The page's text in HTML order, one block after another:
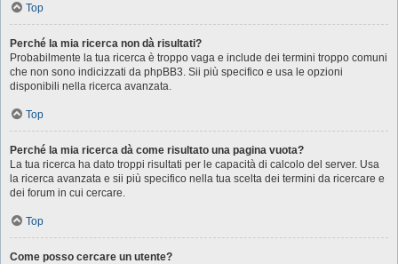
Top
Perché la mia ricerca non dà risultati?
Probabilmente la tua ricerca è troppo vaga e include dei termini troppo comuni
che non sono indicizzati da phpBB3. Sii più specifico e usa le opzioni
disponibili nella ricerca avanzata.
Top
Perché la mia ricerca dà come risultato una pagina vuota?
La tua ricerca ha dato troppi risultati per le capacità di calcolo del server. Usa
la ricerca avanzata e sii più specifico nella tua scelta dei termini da ricercare e
dei forum in cui cercare.
Top
Come posso cercare un utente?